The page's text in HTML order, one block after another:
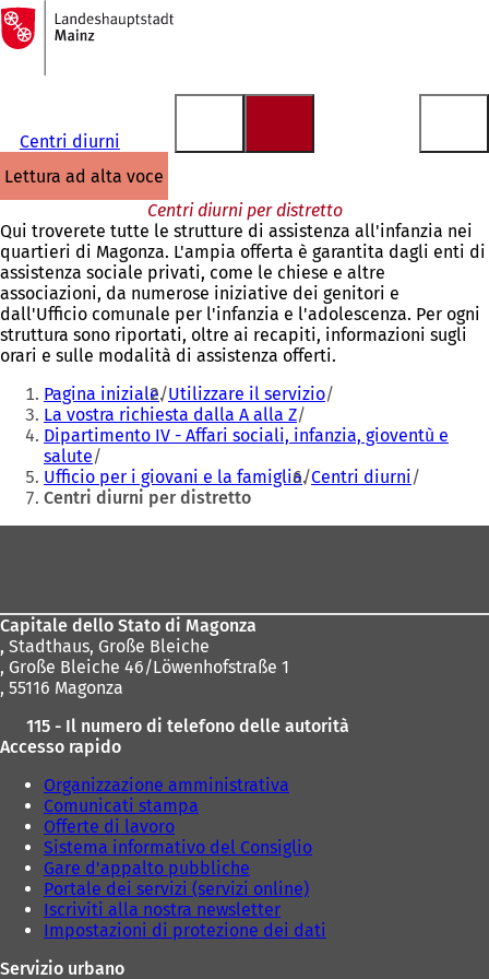
Vai al contenuto
Alla
pagina
iniziale
Centri diurni
lettura ad alta voce
Centri diurni per distretto
Qui troverete tutte le strutture di assistenza all'infanzia nei
quartieri di Magonza. L'ampia offerta è garantita dagli enti di
assistenza sociale privati, come le chiese e altre
associazioni, da numerose iniziative dei genitori e
dall'Ufficio comunale per l'infanzia e l'adolescenza. Per ogni
struttura sono riportati, oltre ai recapiti, informazioni sugli
orari e sulle modalità di assistenza offerti.
Siete
qui:
Pagina iniziale Utilizzare il servizio
La vostra richiesta dalla A alla Z
Dipartimento IV - Affari sociali, infanzia, gioventù e
salute
Ufficio per i giovani e la famiglia Centri diurni
Centri diurni per distretto
Capitale dello Stato di Magonza
, Stadthaus, Große Bleiche
, Große Bleiche 46/Löwenhofstraße 1
, 55116 Magonza
115 - Il numero di telefono delle autorità
Accesso rapido
Organizzazione amministrativa
Comunicati stampa
Offerte di lavoro
Sistema informativo del Consiglio
Gare d'appalto pubbliche
Portale dei servizi (servizi online)
Iscriviti alla nostra newsletter
Impostazioni di protezione dei dati
Servizio urbano